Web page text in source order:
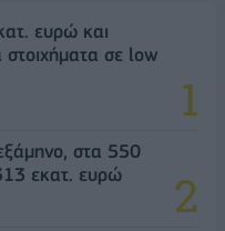
ευρώ και
σε low
στα 550
εκατ. ευρώ